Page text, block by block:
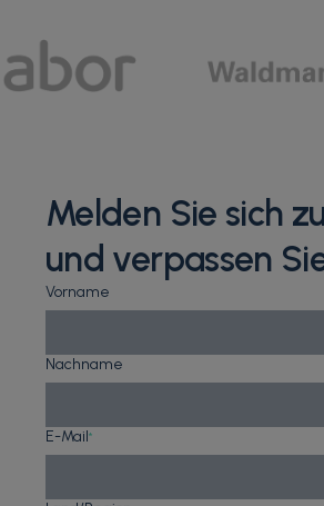
Melden Sie sich
und verpassen
Vorname
Nachname
E-Mail*